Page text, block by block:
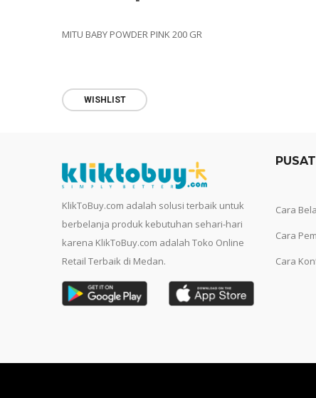
MITU BABY POWDER PINK 200 GR
WISHLIST
KlikToBuy.com adalah solusi terbaik untuk
berbelanja produk kebutuhan sehari-hari
karena KlikToBuy.com adalah Toko Online
Retail Terbaik di Medan.
Cara
Cara
Cara